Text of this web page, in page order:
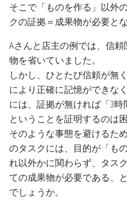
そこで「ものを作る」以外
クの証拠＝成果物が必要と
Aさんと店主の例では、信
物を省いていました。
しかし、ひとたび信頼が無
により正確に記憶ができな
には、証拠が無ければ「3時
ということを証明するのは困
そのような事態を避けるた
のタスクには、目的が「も
れ以外かに関わらず、タス
ての成果物が必要である、
でしょうか。